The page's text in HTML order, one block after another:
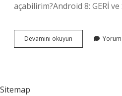
açabilirim?Android 8: GERİ
Devamını okuyun Uygulama
Sabitleme
Yorum
Sitemap